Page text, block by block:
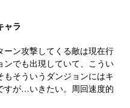
ャラ
ン攻撃してくる敵は現在行
でも出現していて、こうい
そういうダンジョンにはキ
すが…いきたい。周回速度的